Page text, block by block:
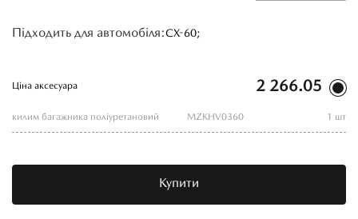
Підходить для автомобіля:CX-60;
Ціна аксесуара 2 266.05
килим багажника поліуретановий MZKHV0360 1 шт
Купити